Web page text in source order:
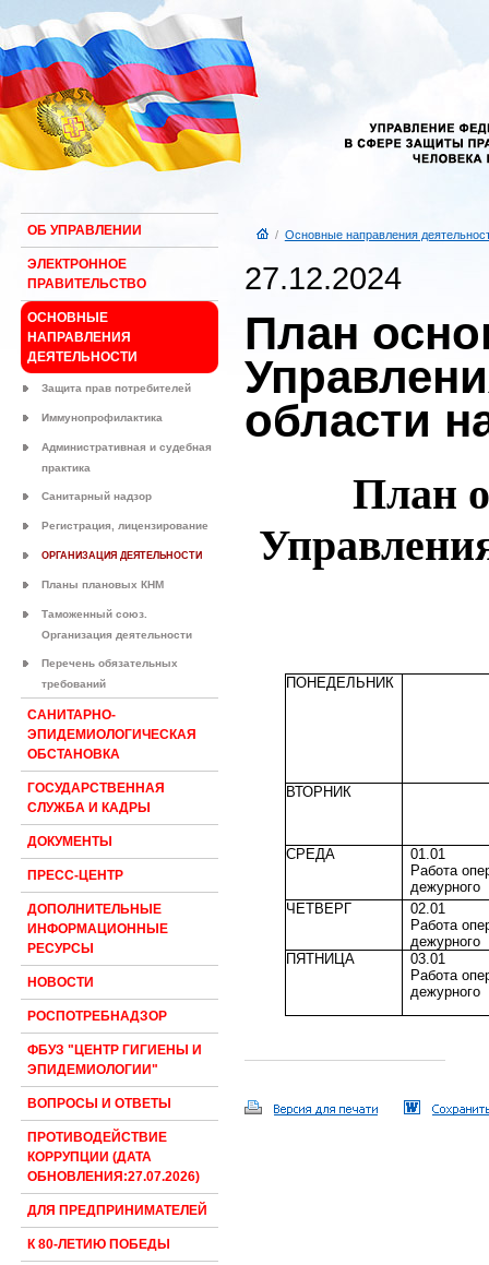
ОБ УПРАВЛЕНИИ
ЭЛЕКТРОННОЕ
ПРАВИТЕЛЬСТВО
ОСНОВНЫЕ
НАПРАВЛЕНИЯ
ДЕЯТЕЛЬНОСТИ
Защита прав потребителей
Иммунопрофилактика
Административная и судебная
практика
Санитарный надзор
Регистрация, лицензирование
ОРГАНИЗАЦИЯ ДЕЯТЕЛЬНОСТИ
Планы плановых КНМ
Таможенный союз.
Организация деятельности
Перечень обязательных
требований
САНИТАРНО-
ЭПИДЕМИОЛОГИЧЕСКАЯ
ОБСТАНОВКА
ГОСУДАРСТВЕННАЯ
СЛУЖБА И КАДРЫ
ДОКУМЕНТЫ
ПРЕСС-ЦЕНТР
ДОПОЛНИТЕЛЬНЫЕ
ИНФОРМАЦИОННЫЕ
РЕСУРСЫ
НОВОСТИ
РОСПОТРЕБНАДЗОР
ФБУЗ "ЦЕНТР ГИГИЕНЫ И
ЭПИДЕМИОЛОГИИ"
ВОПРОСЫ И ОТВЕТЫ
ПРОТИВОДЕЙСТВИЕ
КОРРУПЦИИ (ДАТА
ОБНОВЛЕНИЯ:27.07.2026)
ДЛЯ ПРЕДПРИНИМАТЕЛЕЙ
К 80-ЛЕТИЮ ПОБЕДЫ
/ Основные направления
27.12.2024
План
области
План
ПОНЕДЕЛЬНИК
ВТОРНИК
СРЕДА
01.01
Работа
дежурного
ЧЕТВЕРГ
02.01
Работа
дежурного
ПЯТНИЦА
03.01
Работа
дежурного